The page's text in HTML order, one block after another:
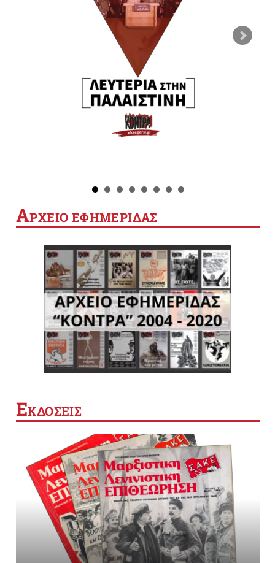
ΑΡΧΕΙΟ ΕΦΗΜΕΡΙΔΑΣ
ΕΚΔΟΣΕΙΣ